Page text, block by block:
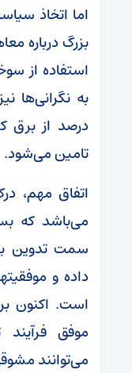
اما اتخاذ
بزرگ درباره
استفاده از
درصد از برق
تامین می‌شود.
اتفاق مهم،
می‌باشد که
سمت تدوین
داده و
است. اکنون
موفق
می‌توانند